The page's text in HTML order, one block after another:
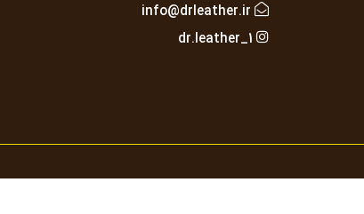
info@drleather.ir
dr.leather_1